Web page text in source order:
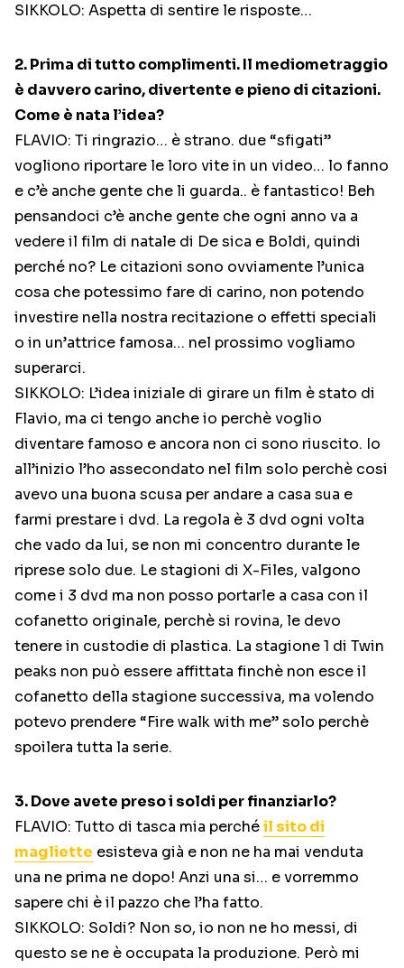
SIKKOLO: Aspetta di sentire le risposte…
2. Prima di tutto complimenti. Il mediometraggio
è davvero carino, divertente e pieno di citazioni.
Come è nata l’idea?
FLAVIO: Ti ringrazio… è strano. due “sfigati”
vogliono riportare le loro vite in un video… lo fanno
e c’è anche gente che li guarda.. è fantastico! Beh
pensandoci c’è anche gente che ogni anno va a
vedere il film di natale di De sica e Boldi, quindi
perché no? Le citazioni sono ovviamente l’unica
cosa che potessimo fare di carino, non potendo
investire nella nostra recitazione o effetti speciali
o in un’attrice famosa… nel prossimo vogliamo
superarci.
SIKKOLO: L’idea iniziale di girare un film è stato di
Flavio, ma ci tengo anche io perchè voglio
diventare famoso e ancora non ci sono riuscito. Io
all’inizio l’ho assecondato nel film solo perchè cosi
avevo una buona scusa per andare a casa sua e
farmi prestare i dvd. La regola è 3 dvd ogni volta
che vado da lui, se non mi concentro durante le
riprese solo due. Le stagioni di X-Files, valgono
come i 3 dvd ma non posso portarle a casa con il
cofanetto originale, perchè si rovina, le devo
tenere in custodie di plastica. La stagione 1 di Twin
peaks non può essere affittata finchè non esce il
cofanetto della stagione successiva, ma volendo
potevo prendere “Fire walk with me” solo perchè
spoilera tutta la serie.
3. Dove avete preso i soldi per finanziarlo?
FLAVIO: Tutto di tasca mia perchéil sito di
magliette esisteva già e non ne ha mai venduta
una ne prima ne dopo! Anzi una si… e vorremmo
sapere chi è il pazzo che l’ha fatto.
SIKKOLO: Soldi? Non so, io non ne ho messi, di
questo se ne è occupata la produzione. Però mi